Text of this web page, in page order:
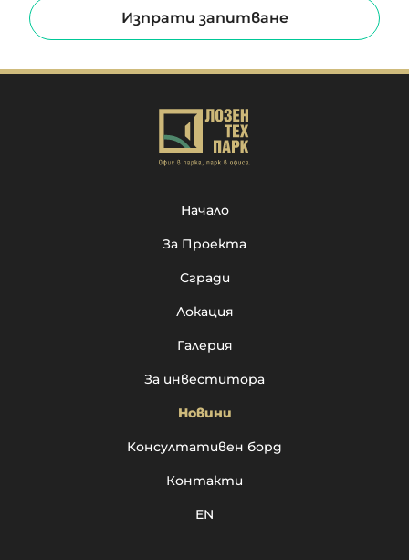
Изпрати запитване
Начало
За Проекта
Сгради
Локация
Галерия
За инвеститора
Новини
Консултативен борд
Контакти
EN